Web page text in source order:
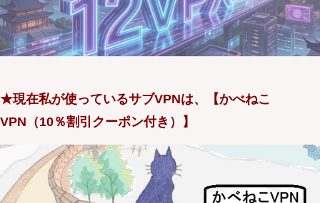
★現在私が使っているサブVPNは、【かべねこ
VPN（10％割引クーポン付き）】